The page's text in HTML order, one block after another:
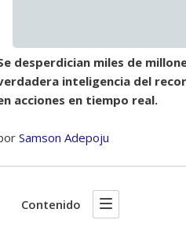
desperdician miles de
inteligencia del
acciones en tiempo real.
Samson Adepoju
Contenido